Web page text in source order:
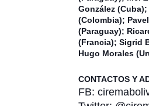
González
(Colombia);
(Paraguay);
(Francia); Sigrid
Hugo Morales
CONTACTOS Y
FB: